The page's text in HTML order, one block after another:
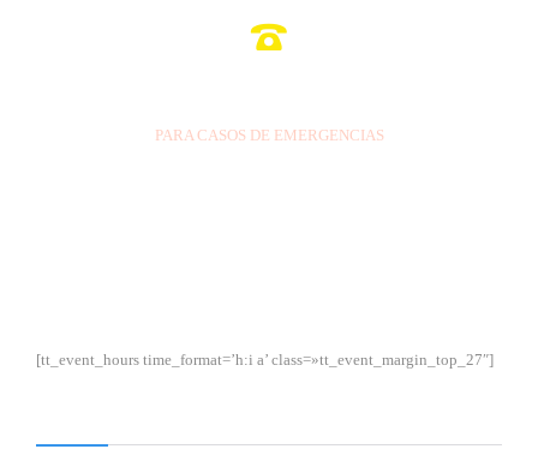

PARA CASOS DE EMERGENCIAS
[tt_event_hours time_format=’h:i a’ class=»tt_event_margin_top_27″]